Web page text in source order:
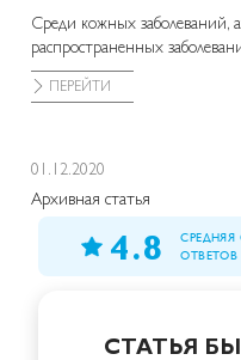
Среди кожных заболеваний,
распространенных
ПЕРЕЙТИ
01.12.2020
Архивная статья
4.8
ОТВЕТОВ
СТАТЬЯ